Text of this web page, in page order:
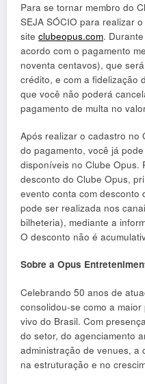
Para se tornar membro do
SEJA SÓCIO para realizar
site clubeopus.com.
acordo com o pagamento
noventa centavos), que
crédito, e com a fidelização
que você não poderá
pagamento de multa no
Após realizar o cadastro no
do pagamento, você já
disponíveis no Clube Opus.
desconto do Clube Opus,
evento conta com desconto
pode ser realizada nos
bilheteria), mediante a
O desconto não é
Sobre a Opus
Celebrando 50 anos de
consolidou-se como a
vivo do Brasil. Com
do setor, do agenciamento
administração de venues, a
na estruturação e no